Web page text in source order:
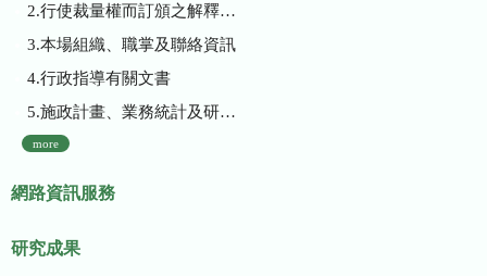
2.行使裁量權而訂頒之解釋性規定及裁量基準
3.本場組織、職掌及聯絡資訊
4.行政指導有關文書
5.施政計畫、業務統計及研究報告
more
網路資訊服務
研究成果